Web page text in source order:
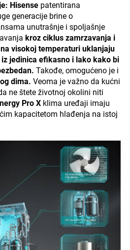
Hisensepatentirana
generacije brine o
unutrašnje i spoljašnje
kroz ciklus zamrzavanja i
visokoj temperaturi uklanjaju
jedinica efikasno i lako kako bi
Takođe, omogućeno je i
dima. Veoma je važno da kućni
ne štete životnoj okolini niti
Pro X klima uređaji imaju
kapacitetom hlađenja na istoj